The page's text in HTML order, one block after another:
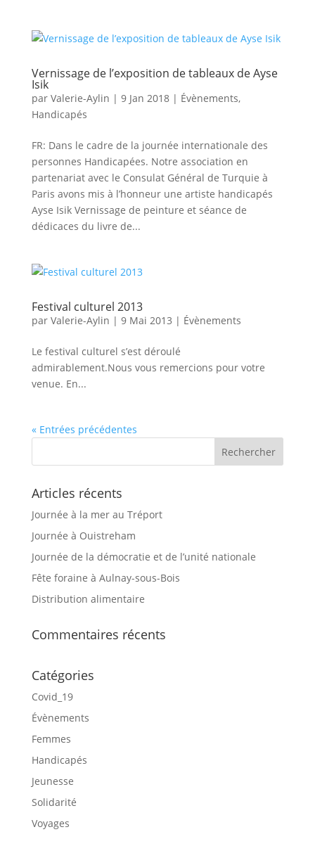
Vernissage de l’exposition de tableaux de Ayse
Isik
par Valerie-Aylin | 9 Jan 2018| Évènements,
Handicapés
FR: Dans le cadre de la journée internationale des
personnes Handicapées. Notre association en
partenariat avec le Consulat Général de Turquie à
Paris avons mis à l’honneur une artiste handicapés
Ayse Isik Vernissage de peinture et séance de
dédicaces du livre de...
Festival culturel 2013
par Valerie-Aylin | 9 Mai 2013 | Évènements
Le festival culturel s’est déroulé
admirablement.Nous vous remercions pour votre
venue. En...
« Entrées précédentes
Articles récents
Journée à la mer au Tréport
Journée à Ouistreham
Journée de la démocratie et de l’unité nationale
Fête foraine à Aulnay-sous-Bois
Distribution alimentaire
Commentaires récents
Catégories
Covid_19
Évènements
Femmes
Handicapés
Jeunesse
Solidarité
Voyages